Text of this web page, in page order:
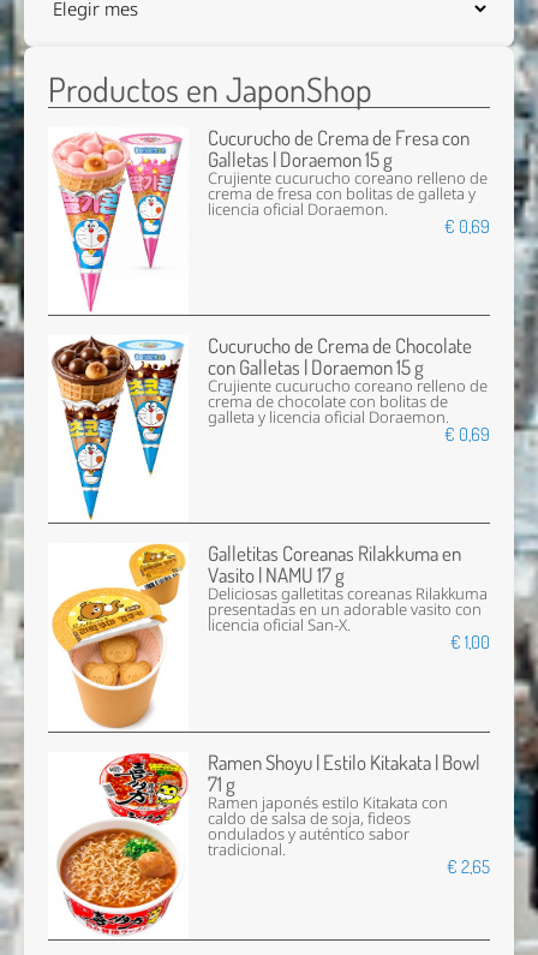
Productos en JaponShop
Cucurucho de Crema de Fresa con
Galletas | Doraemon 15 g
Crujiente cucurucho coreano relleno de
crema de fresa con bolitas de galleta y
licencia oficial Doraemon.
€ 0,69
Cucurucho de Crema de Chocolate
con Galletas | Doraemon 15 g
Crujiente cucurucho coreano relleno de
crema de chocolate con bolitas de
galleta y licencia oficial Doraemon.
€ 0,69
Galletitas Coreanas Rilakkuma en
Vasito | NAMU 17 g
Deliciosas galletitas coreanas Rilakkuma
presentadas en un adorable vasito con
licencia oficial San-X.
€ 1,00
Ramen Shoyu | Estilo Kitakata | Bowl
71 g
Ramen japonés estilo Kitakata con
caldo de salsa de soja, fideos
ondulados y auténtico sabor
tradicional.
€ 2,65